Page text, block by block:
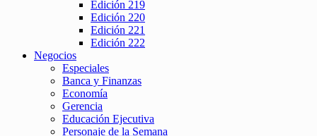
Edición 219
Edición 220
Edición 221
Edición 222
Negocios
Especiales
Banca y Finanzas
Economía
Gerencia
Educación Ejecutiva
Personaje de la Semana